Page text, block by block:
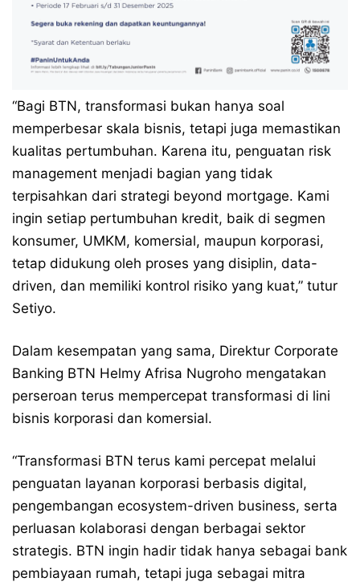
“Bagi BTN, transformasi bukan hanya soal
memperbesar skala bisnis, tetapi juga memastikan
kualitas pertumbuhan. Karena itu, penguatan risk
management menjadi bagian yang tidak
terpisahkan dari strategi beyond mortgage. Kami
ingin setiap pertumbuhan kredit, baik di segmen
konsumer, UMKM, komersial, maupun korporasi,
tetap didukung oleh proses yang disiplin, data-
driven, dan memiliki kontrol risiko yang kuat,” tutur
Setiyo.
Dalam kesempatan yang sama, Direktur Corporate
Banking BTN Helmy Afrisa Nugroho mengatakan
perseroan terus mempercepat transformasi di lini
bisnis korporasi dan komersial.
“Transformasi BTN terus kami percepat melalui
penguatan layanan korporasi berbasis digital,
pengembangan ecosystem-driven business, serta
perluasan kolaborasi dengan berbagai sektor
strategis. BTN ingin hadir tidak hanya sebagai bank
pembiayaan rumah, tetapi juga sebagai mitra